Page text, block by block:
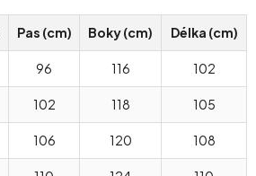
Pas (cm) Boky (cm) Délka (cm)
96 116 102
102 118 105
106 120 108